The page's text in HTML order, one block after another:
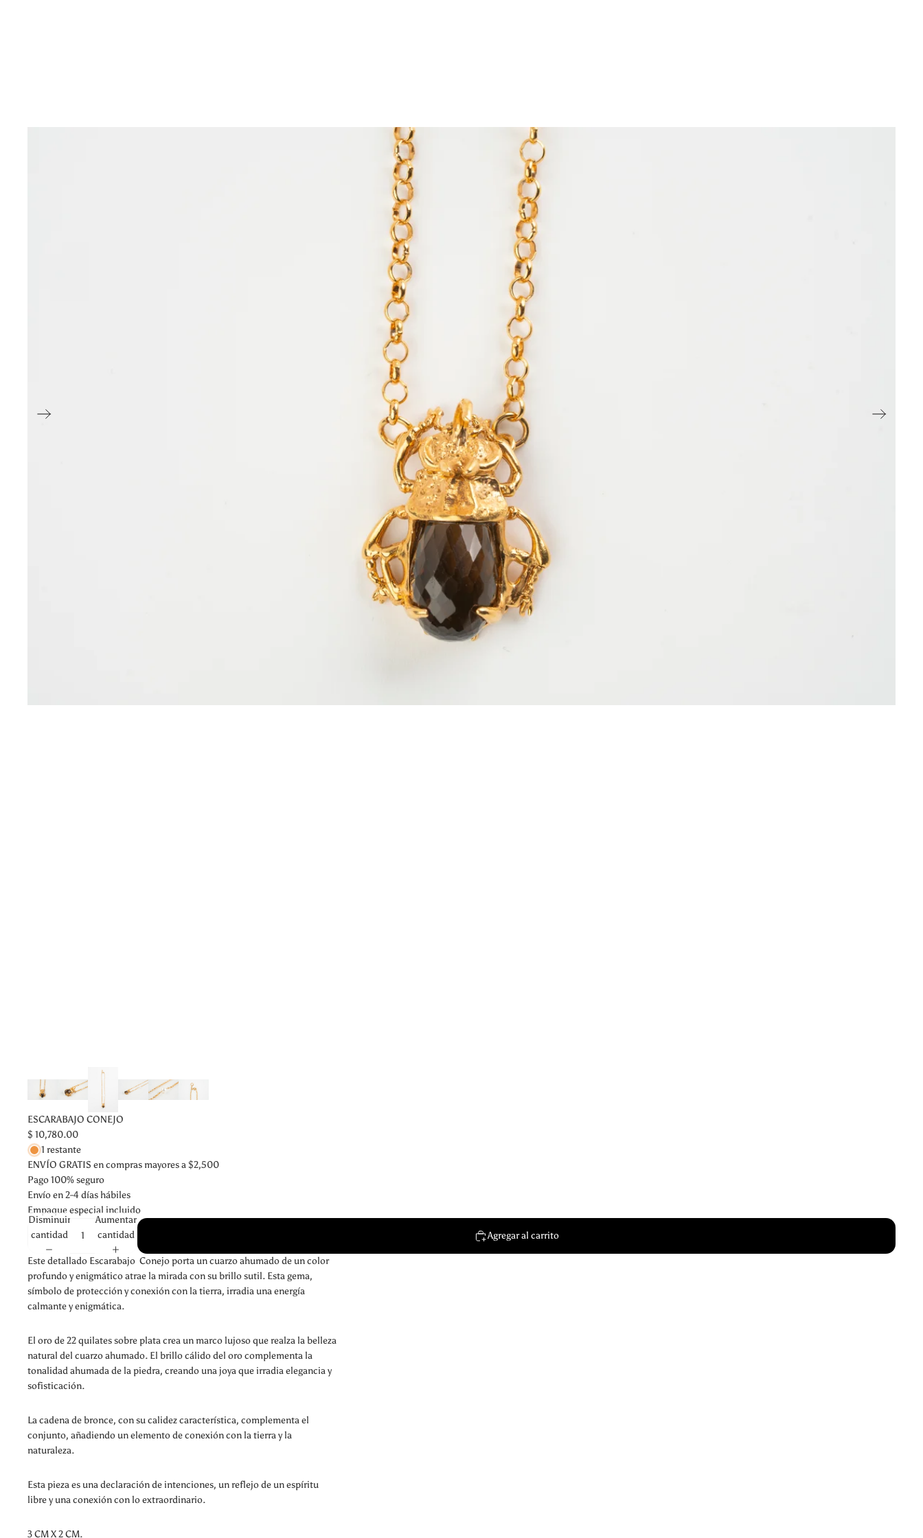
ESCARABAJO CONEJO
$ 10,780.00
1 restante
ENVÍO GRATIS en compras mayores a $2,500
Pago 100% seguro
Envío en 2-4 días hábiles
Empaque especial incluido
Disminuir
cantidad
Aumentar
cantidad
Agregar al carrito
Este detallado Escarabajo Conejo porta un cuarzo ahumado de un color
profundo y enigmático atrae la mirada con su brillo sutil. Esta gema,
símbolo de protección y conexión con la tierra, irradia una energía
calmante y enigmática.
El oro de 22 quilates sobre plata crea un marco lujoso que realza la belleza
natural del cuarzo ahumado. El brillo cálido del oro complementa la
tonalidad ahumada de la piedra, creando una joya que irradia elegancia y
sofisticación.
La cadena de bronce, con su calidez característica, complementa el
conjunto, añadiendo un elemento de conexión con la tierra y la
naturaleza.
Esta pieza es una declaración de intenciones, un reflejo de un espíritu
libre y una conexión con lo extraordinario.
3 CM X 2 CM.